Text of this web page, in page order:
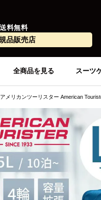
料無料
品販売店
全商品を見る スーツ
アメリカンツーリスター American